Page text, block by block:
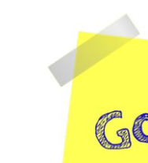
Referenzen
Fachbeiträge